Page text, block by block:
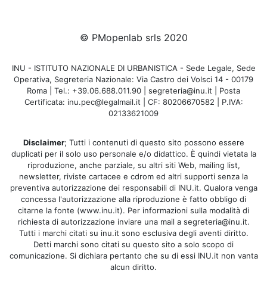
© PMopenlab srls 2020
INU - ISTITUTO NAZIONALE DI URBANISTICA - Sede Legale, Sede
Operativa, Segreteria Nazionale: Via Castro dei Volsci 14 - 00179
Roma | Tel.: +39.06.688.011.90 | segreteria@inu.it | Posta
Certificata: inu.pec@legalmail.it | CF: 80206670582 | P.IVA:
02133621009
Disclaimer; Tutti i contenuti di questo sito possono essere
duplicati per il solo uso personale e/o didattico. È quindi vietata la
riproduzione, anche parziale, su altri siti Web, mailing list,
newsletter, riviste cartacee e cdrom ed altri supporti senza la
preventiva autorizzazione dei responsabili di INU.it. Qualora venga
concessa l'autorizzazione alla riproduzione è fatto obbligo di
citarne la fonte (www.inu.it). Per informazioni sulla modalità di
richiesta di autorizzazione inviare una mail a segreteria@inu.it.
Tutti i marchi citati su inu.it sono esclusiva degli aventi diritto.
Detti marchi sono citati su questo sito a solo scopo di
comunicazione. Si dichiara pertanto che su di essi INU.it non vanta
alcun diritto.